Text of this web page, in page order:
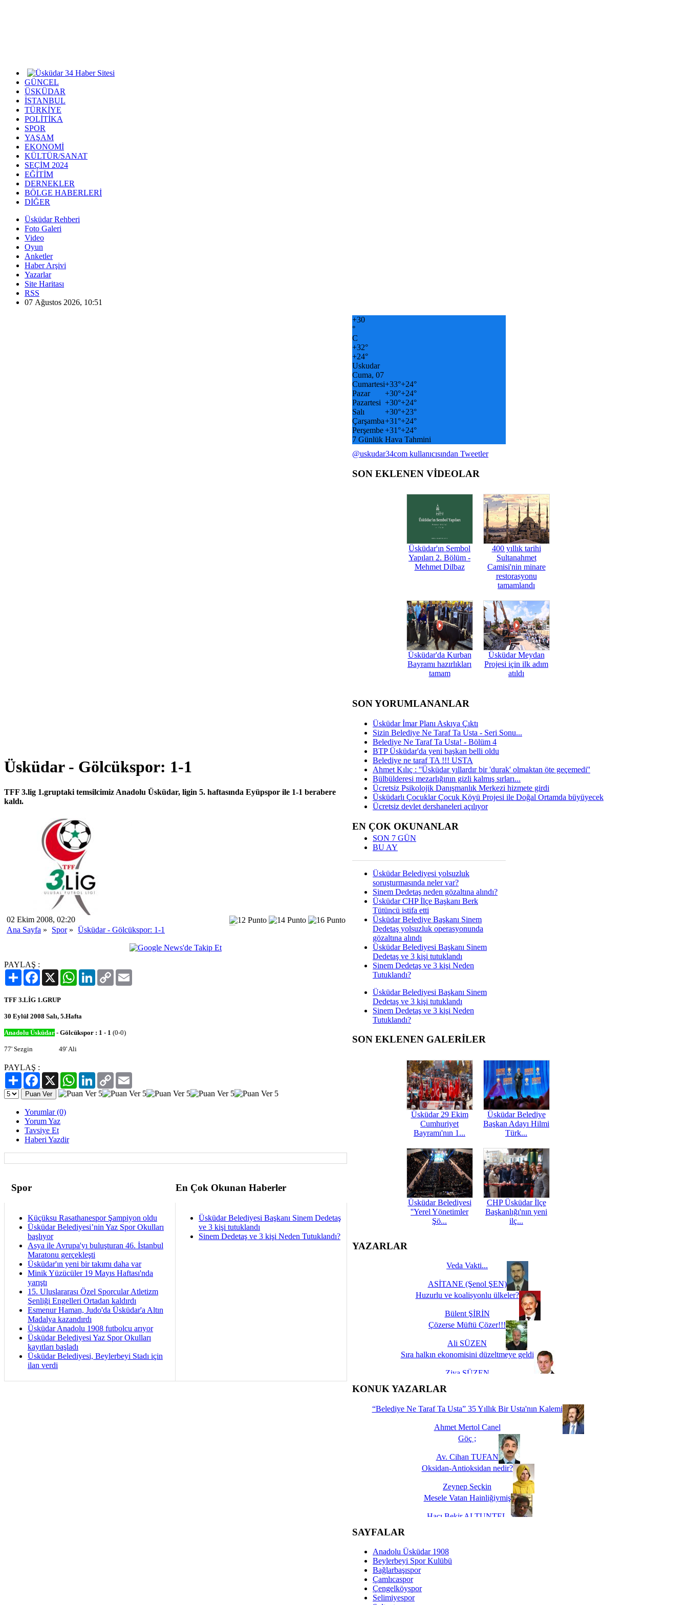
GÜNCEL
ÜSKÜDAR
İSTANBUL
TÜRKİYE
POLİTİKA
SPOR
YAŞAM
EKONOMİ
KÜLTÜR/SANAT
SEÇİM 2024
EĞİTİM
DERNEKLER
BÖLGE HABERLERİ
DİĞER
Üsküdar Rehberi
Foto Galeri
Video
Oyun
Anketler
Haber Arşivi
Yazarlar
Site Haritası
RSS
07 Ağustos 2026, 10:51
Üsküdar - Gölcükspor: 1-1
TFF 3.lig 1.gruptaki temsilcimiz Anadolu Üsküdar, ligin 5. haftasında Eyüpspor ile 1-1 berabere
kaldı.
02 Ekim 2008, 02:20
Ana Sayfa » Spor» Üsküdar - Gölcükspor: 1-1
PAYLAŞ :
PaylaşFacebook
X WhatsAppLinkedIn
Copy
Link
TFF 3.LİG 1.GRUP
30 Eylül 2008 Salı, 5.Hafta
Anadolu Üsküdar - Gölcükspor : 1 - 1 (0-0)
77' Sezgin 49' Ali
PAYLAŞ :
PaylaşFacebook
X WhatsAppLinkedIn
Copy
Link
Yorumlar (0)
Yorum Yaz
Tavsiye Et
Haberi Yazdir
Spor En Çok Okunan Haberler
Küçüksu Rasathanespor Şampiyon oldu
Üsküdar Belediyesi’nin Yaz Spor Okulları
başlıyor
Asya ile Avrupa'yı buluşturan 46. İstanbul
Maratonu gerçekleşti
Üsküdar'ın yeni bir takımı daha var
Minik Yüzücüler 19 Mayıs Haftası'nda
yarıştı
15. Uluslararası Özel Sporcular Atletizm
Şenliği Engelleri Ortadan kaldırdı
Esmenur Haman, Judo'da Üsküdar'a Altın
Madalya kazandırdı
Üsküdar Anadolu 1908 futbolcu arıyor
Üsküdar Belediyesi Yaz Spor Okulları
kayıtları başladı
Üsküdar Belediyesi, Beylerbeyi Stadı için
ilan verdi
Üsküdar Belediyesi Başkanı Sinem Dedetaş
ve 3 kişi tutuklandı
Sinem Dedetaş ve 3 kişi Neden Tutuklandı?
+30
°
C
+32°
+24°
Uskudar
Cuma, 07
Cumartesi+33°+24°
Pazar
+30°+24°
Pazartesi +30°+24°
Salı
+30°+23°
Çarşamba+31°+24°
Perşembe+31°+24°
7 Günlük Hava Tahmini
@uskudar34com kullanıcısından Tweetler
SON EKLENEN VİDEOLAR
Üsküdar'ın Sembol
Yapıları 2. Bölüm -
Mehmet Dilbaz
400 yıllık tarihi
Sultanahmet
Camisi'nin minare
restorasyonu
tamamlandı
Üsküdar'da Kurban
Bayramı hazırlıkları
tamam
Üsküdar Meydan
Projesi için ilk adım
atıldı
SON YORUMLANANLAR
Üsküdar İmar Planı Askıya Çıktı
Sizin Belediye Ne Taraf Ta Usta - Seri Sonu...
Belediye Ne Taraf Ta Usta! - Bölüm 4
BTP Üsküdar'da yeni başkan belli oldu
Belediye ne taraf TA !!! USTA
Ahmet Kılıç : ''Üsküdar yıllardır bir 'durak' olmaktan öte geçemedi''
Bülbülderesi mezarlığının gizli kalmış sırları...
Ücretsiz Psikolojik Danışmanlık Merkezi hizmete girdi
Üsküdarlı Çocuklar Çocuk Köyü Projesi ile Doğal Ortamda büyüyecek
Ücretsiz devlet dershaneleri açılıyor
EN ÇOK OKUNANLAR
SON 7 GÜN
BU AY
Üsküdar Belediyesi yolsuzluk
soruşturmasında neler var?
Sinem Dedetaş neden gözaltına alındı?
Üsküdar CHP İlçe Başkanı Berk
Tütüncü istifa etti
Üsküdar Belediye Başkanı Sinem
Dedetaş yolsuzluk operasyonunda
gözaltına alındı
Üsküdar Belediyesi Başkanı Sinem
Dedetaş ve 3 kişi tutuklandı
Sinem Dedetaş ve 3 kişi Neden
Tutuklandı?
Üsküdar Belediyesi Başkanı Sinem
Dedetaş ve 3 kişi tutuklandı
Sinem Dedetaş ve 3 kişi Neden
Tutuklandı?
SON EKLENEN GALERİLER
Üsküdar 29 Ekim
Cumhuriyet
Bayramı'nın 1...
Üsküdar Belediye
Başkan Adayı Hilmi
Türk...
Üsküdar Belediyesi
''Yerel Yönetimler
Şö...
CHP Üsküdar İlçe
Başkanlığı'nın yeni
ilç...
YAZARLAR
Veda Vakti...
ASİTANE (Şenol ŞEN)
Huzurlu ve koalisyonlu ülkeler?
Bülent ŞİRİN
Çözerse Müftü Çözer!!!
Ali SÜZEN
Sıra halkın ekonomisini düzeltmeye geldi
Ziya SÜZEN
İşte Biz buyuz...
KONUK YAZARLAR
“Belediye Ne Taraf Ta Usta” 35 Yıllık Bir Usta'nın Kalemi
Ahmet Mertol Canel
Göç ;
Av. Cihan TUFAN
Oksidan-Antioksidan nedir?
Zeynep Seçkin
Mesele Vatan Hainliğiymiş
Hacı Bekir ALTUNTEL
Dünya Fani, Ama Kısa Bir Süre De Olsa Burdayız
Hukukun Adaleti Kalmadı Üstadım!
SAYFALAR
Anadolu Üsküdar 1908
Beylerbeyi Spor Kulübü
Bağlarbaşıspor
Çamlıcaspor
Çengelköyspor
Selimiyespor